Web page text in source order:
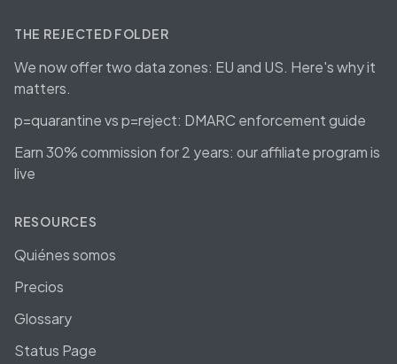
THE REJECTED FOLDER
We now offer two data zones: EU and US. Here's why it
matters.
p=quarantine vs p=reject: DMARC enforcement guide
Earn 30% commission for 2 years: our affiliate program is
live
RESOURCES
Quiénes somos
Precios
Glossary
Status Page